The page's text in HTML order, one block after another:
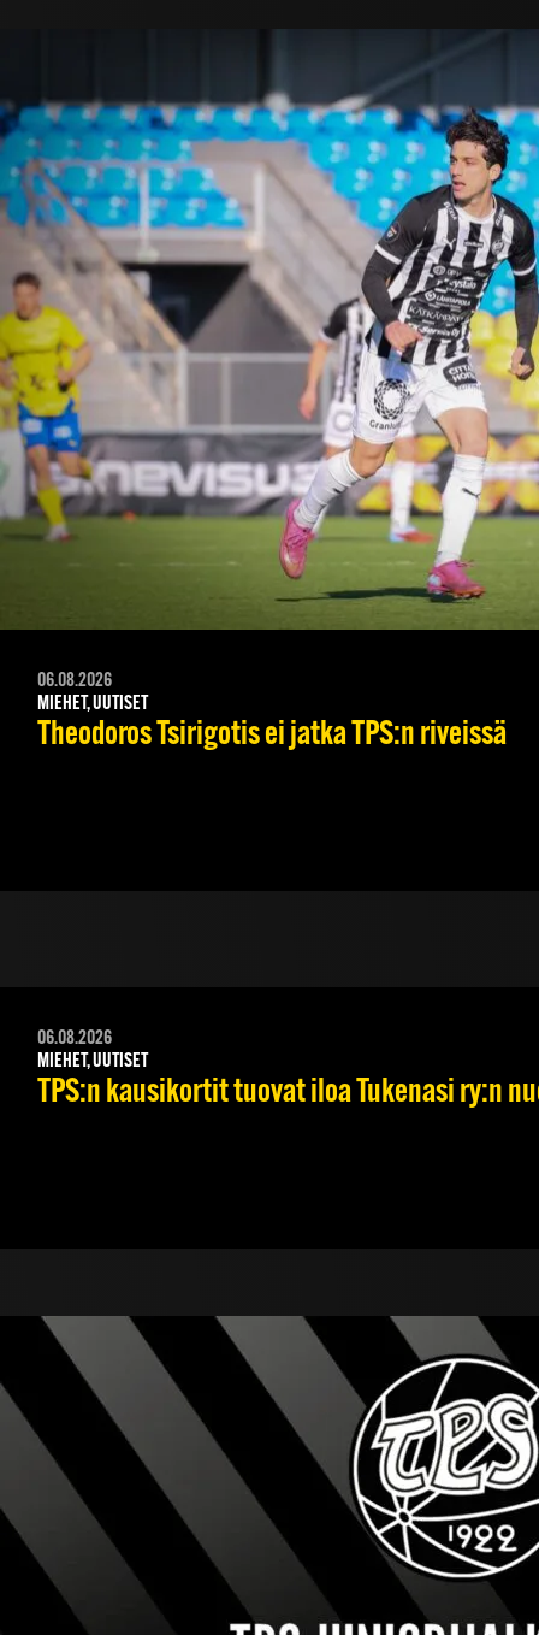
06.08.2026
MIEHET, UUTISET
Theodoros Tsirigotis ei jatka TPS:n riveissä
06.08.2026
MIEHET, UUTISET
TPS:n kausikortit tuovat iloa Tukenasi ry:n